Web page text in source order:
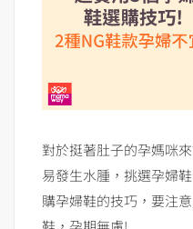
對於挺著肚子的孕媽咪
易發生水腫，挑選孕婦
購孕婦鞋的技巧，要注